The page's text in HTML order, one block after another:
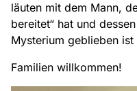
läuten mit dem Mann,
bereitet“ hat und
Mysterium geblieben
Familien willkommen!